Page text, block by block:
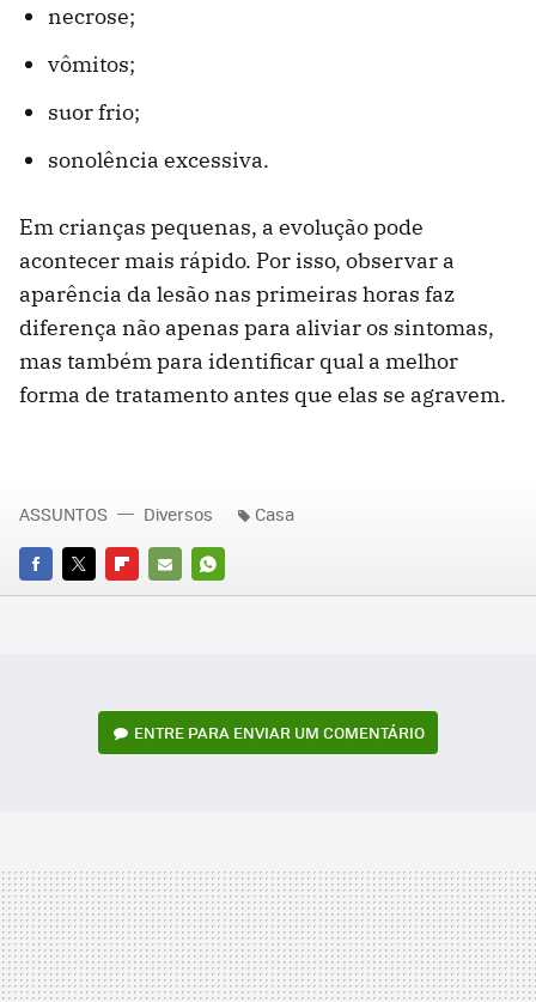
necrose;
vômitos;
suor frio;
sonolência excessiva.
Em crianças pequenas, a evolução pode
acontecer mais rápido. Por isso, observar a
aparência da lesão nas primeiras horas faz
diferença não apenas para aliviar os sintomas,
mas também para identificar qual a melhor
forma de tratamento antes que elas se agravem.
FACEBOOK
TWITTERFLIPBOARD
E-
WHATSAPP
ASSUNTOS Diversos Casa
ENTRE PARA ENVIAR UM COMENTÁRIO